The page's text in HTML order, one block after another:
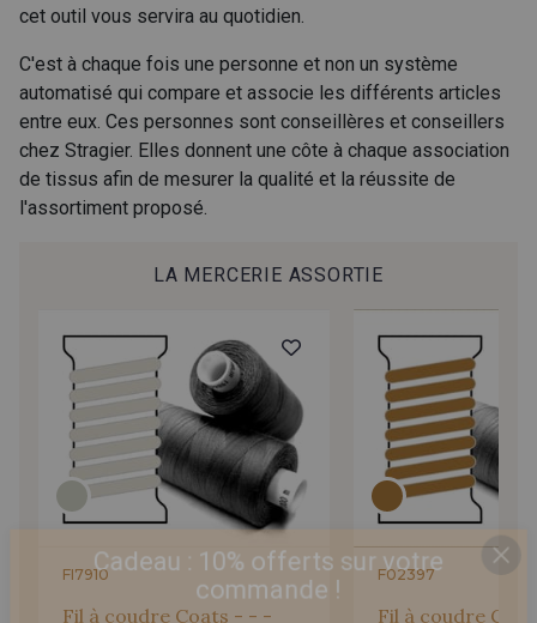
cet outil vous servira au quotidien.
C'est à chaque fois une personne et non un système
automatisé qui compare et associe les différents articles
entre eux. Ces personnes sont conseillères et conseillers
chez Stragier. Elles donnent une côte à chaque association
de tissus afin de mesurer la qualité et la réussite de
l'assortiment proposé.
LA MERCERIE ASSORTIE
FI7910
Fil à coudre Coats - - -
F02397
Fil à coudre
Cadeau : 10% offerts sur votre